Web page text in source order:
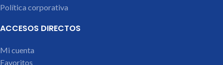
Política corporativa
ACCESOS DIRECTOS
Mi cuenta
Favoritos